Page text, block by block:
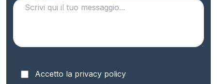
Accetto la privacy policy